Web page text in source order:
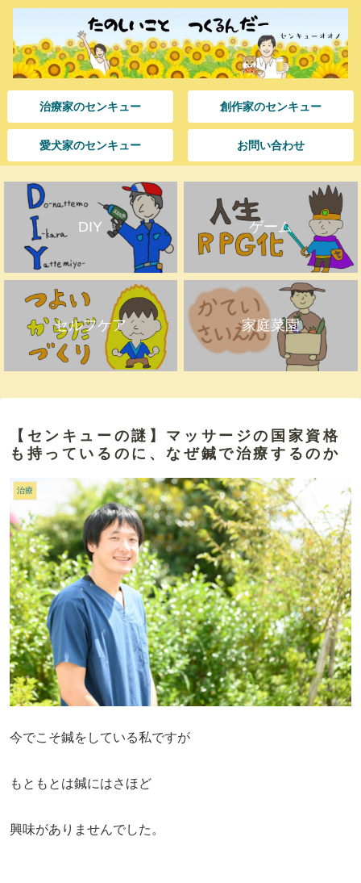
治療家のセンキュー 創作家のセンキュー
愛犬家のセンキュー お問い合わせ
DIY ゲーム
セルフケア 家庭菜園
【センキューの謎】マッサージの国家資格
も持っているのに、なぜ鍼で治療するのか
治療
今でこそ鍼をしている私ですが
もともとは鍼にはさほど
興味がありませんでした。